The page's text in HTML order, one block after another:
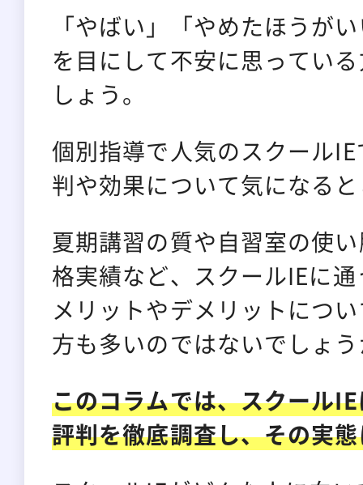
「やばい」「やめたほうが
を目にして不安に思ってい
しょう。
個別指導で人気のスクール
判や効果について気になる
夏期講習の質や自習室の使
格実績など、スクールIEに
メリットやデメリットにつ
方も多いのではないでしょ
このコラムでは、スクール
評判を徹底調査し、その実